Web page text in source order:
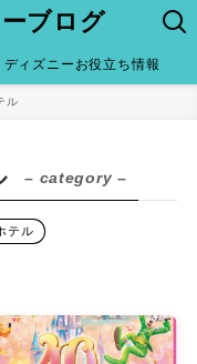
ブログ
ディズニーお役立ち情報
ル
– category –
テル